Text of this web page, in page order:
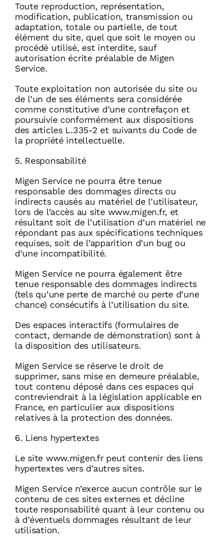
Toute reproduction, représentation,
modification, publication, transmission ou
adaptation, totale ou partielle, de tout
élément du site, quel que soit le moyen ou
procédé utilisé, est interdite, sauf
autorisation écrite préalable de Migen
Service.
Toute exploitation non autorisée du site ou
de l’un de ses éléments sera considérée
comme constitutive d’une contrefaçon et
poursuivie conformément aux dispositions
des articles L.335-2 et suivants du Code de
la propriété intellectuelle.
5. Responsabilité
Migen Service ne pourra être tenue
responsable des dommages directs ou
indirects causés au matériel de l’utilisateur,
lors de l’accès au site www.migen.fr, et
résultant soit de l’utilisation d’un matériel ne
répondant pas aux spécifications techniques
requises, soit de l’apparition d’un bug ou
d’une incompatibilité.
Migen Service ne pourra également être
tenue responsable des dommages indirects
(tels qu’une perte de marché ou perte d’une
chance) consécutifs à l’utilisation du site.
Des espaces interactifs (formulaires de
contact, demande de démonstration) sont à
la disposition des utilisateurs.
Migen Service se réserve le droit de
supprimer, sans mise en demeure préalable,
tout contenu déposé dans ces espaces qui
contreviendrait à la législation applicable en
France, en particulier aux dispositions
relatives à la protection des données.
6. Liens hypertextes
Le site www.migen.fr peut contenir des liens
hypertextes vers d’autres sites.
Migen Service n’exerce aucun contrôle sur le
contenu de ces sites externes et décline
toute responsabilité quant à leur contenu ou
à d’éventuels dommages résultant de leur
utilisation.